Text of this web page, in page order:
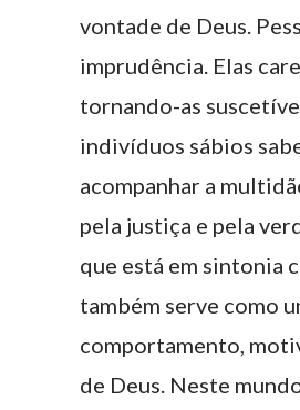
vontade de Deus.
imprudência. Elas
tornando-as
indivíduos sábios
acompanhar a
pela justiça e pela
que está em sintonia
também serve como
comportamento,
de Deus. Neste